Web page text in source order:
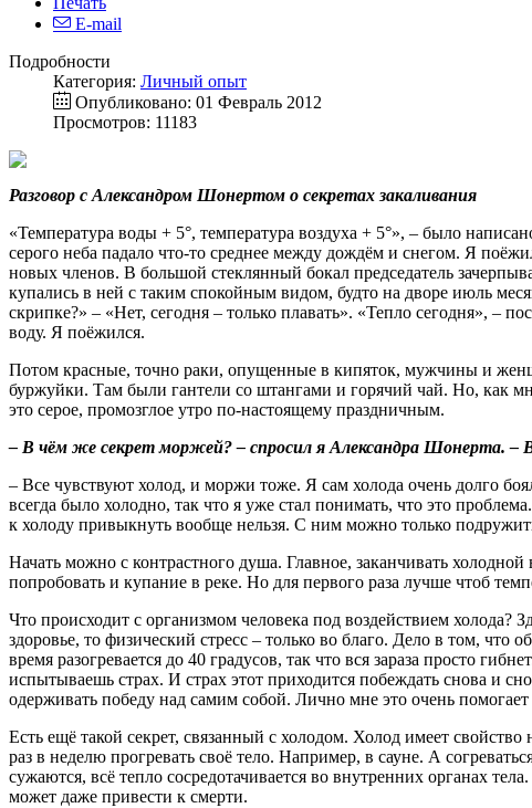
E-mail
Подробности
Категория: Личный опыт
Опубликовано: 01 Февраль 2012
Просмотров: 11183
Разговор с Александром Шонертом о секретах закаливания
«Температура воды + 5°, температура воздуха + 5°», – было
серого неба падало что-то среднее между дождём и снегом. Я
новых членов. В большой стеклянный бокал председатель
купались в ней с таким спокойным видом, будто на дворе июль
скрипке?» – «Нет, сегодня – только плавать». «Тепло сегодня», –
воду. Я поёжился.
Потом красные, точно раки, опущенные в кипяток, мужчины и
буржуйки. Там были гантели со штангами и горячий чай. Но, как
это серое, промозглое утро по-настоящему праздничным.
– В чём же секрет моржей? – спросил я Александра Шонерта. –
– Все чувствуют холод, и моржи тоже. Я сам холода очень долго
всегда было холодно, так что я уже стал понимать, что это
к холоду привыкнуть вообще нельзя. С ним можно только
Начать можно с контрастного душа. Главное, заканчивать
попробовать и купание в реке. Но для первого раза лучше чтоб
Что происходит с организмом человека под воздействием холода?
здоровье, то физический стресс – только во благо. Дело в том,
время разогревается до 40 градусов, так что вся зараза просто
испытываешь страх. И страх этот приходится побеждать снова и
одерживать победу над самим собой. Лично мне это очень
Есть ещё такой секрет, связанный с холодом. Холод имеет
раз в неделю прогревать своё тело. Например, в сауне. А
сужаются, всё тепло сосредотачивается во внутренних органах
может даже привести к смерти.